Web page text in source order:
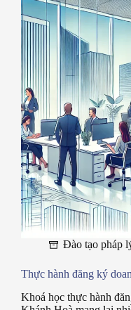
Đào tạo pháp
Thực hành đăng ký
Khoá học thực hành